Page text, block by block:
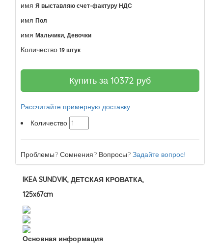
имя Я выставляю счет-фактуру НДС
имя Пол
имя Мальчики, Девочки
Количество 19 штук
Купить за 10372 руб
Рассчитайте примерную доставку
Количество
Проблемы? Сомнения? Вопросы? Задайте вопрос!
IKEA SUNDVIK, ДЕТСКАЯ КРОВАТКА,
125x67cm
Основная информация